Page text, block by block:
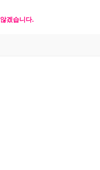
않겠습니다.